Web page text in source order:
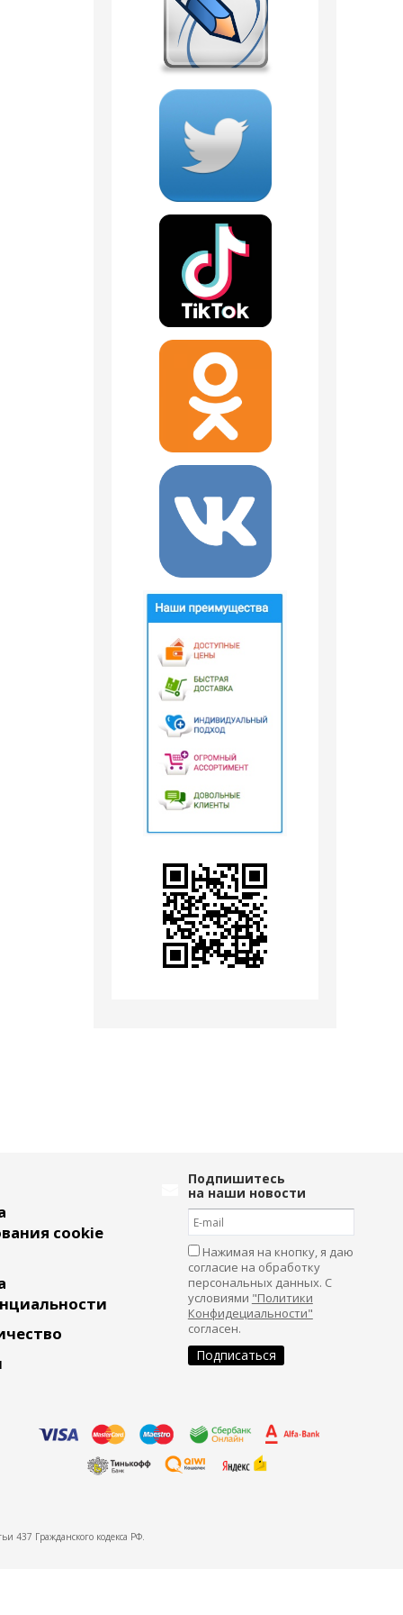
cookie
Подпишитесь
на наши новости
Нажимая на кнопку, я даю
согласие на обработку
персональных данных. С
условиями "Политики
Конфидециальности"
согласен.
437 Гражданского кодекса РФ.